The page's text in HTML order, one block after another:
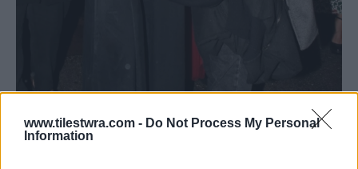
www.tilestwra.com - Do Not Process My Personal
Information